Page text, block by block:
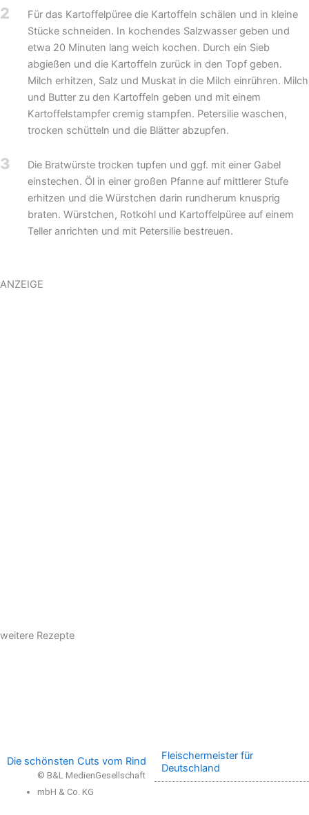
2
Für das Kartoffelpüree die Kartoffeln schälen und in kleine
Stücke schneiden. In kochendes Salzwasser geben und
etwa 20 Minuten lang weich kochen. Durch ein Sieb
abgießen und die Kartoffeln zurück in den Topf geben.
Milch erhitzen, Salz und Muskat in die Milch einrühren. Milch
und Butter zu den Kartoffeln geben und mit einem
Kartoffelstampfer cremig stampfen. Petersilie waschen,
trocken schütteln und die Blätter abzupfen.
3
Die Bratwürste trocken tupfen und ggf. mit einer Gabel
einstechen. Öl in einer großen Pfanne auf mittlerer Stufe
erhitzen und die Würstchen darin rundherum knusprig
braten. Würstchen, Rotkohl und Kartoffelpüree auf einem
Teller anrichten und mit Petersilie bestreuen.
ANZEIGE
weitere Rezepte
Die schönsten Cuts vom Rind
© B&L MedienGesellschaft
mbH & Co. KG
Fleischermeister für
Deutschland